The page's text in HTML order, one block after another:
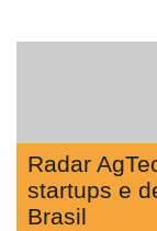
Radar
startups e
Brasil